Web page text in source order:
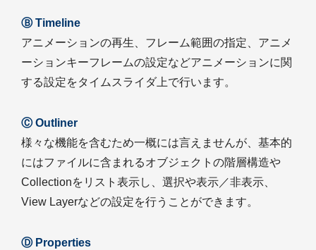
Ⓑ Timeline
アニメーションの再生、フレーム範囲の指定、アニメ
ーションキーフレームの設定などアニメーションに関
する設定をタイムスライダ上で行います。
Ⓒ Outliner
様々な機能を含むため一概には言えませんが、基本的
にはファイルに含まれるオブジェクトの階層構造や
Collectionをリスト表示し、選択や表示／非表示、
View Layerなどの設定を行うことができます。
Ⓓ Properties